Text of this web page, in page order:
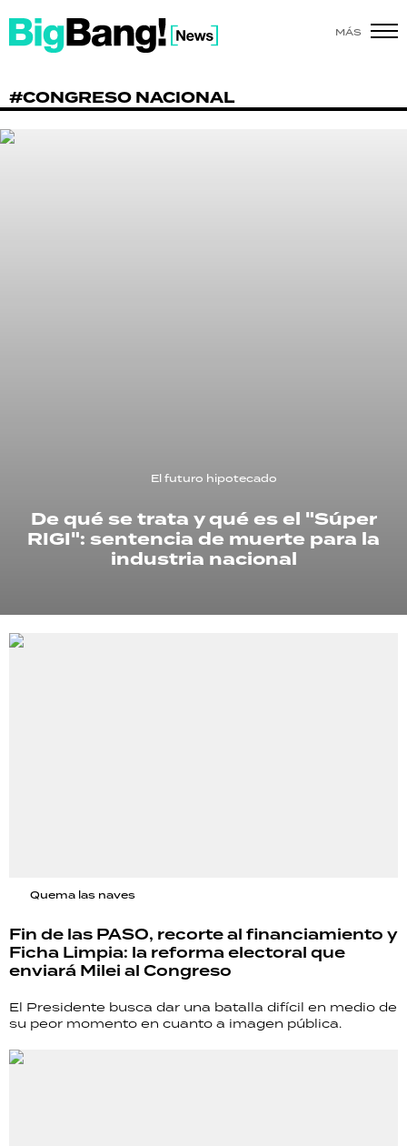
MÁS
#CONGRESO NACIONAL
El futuro hipotecado
De qué se trata y qué es el "Súper
RIGI": sentencia de muerte para la
industria nacional
Quema las naves
Fin de las PASO, recorte al financiamiento y
Ficha Limpia: la reforma electoral que
enviará Milei al Congreso
El Presidente busca dar una batalla difícil en medio de
su peor momento en cuanto a imagen pública.
SHOW
POLÍTICA
RECETAS
PALABRAS